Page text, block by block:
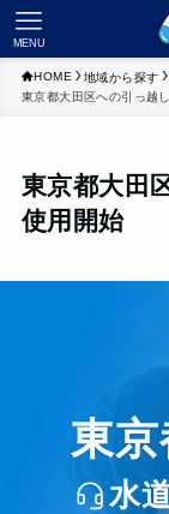
MENU
HOME 地域から探す
東京都大田区への引っ越
東京都大田
使用開始
東
水